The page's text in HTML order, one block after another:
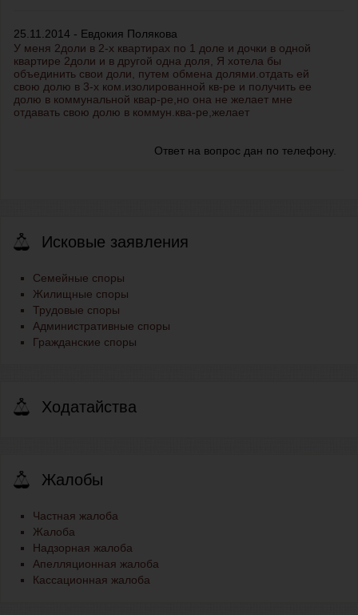
25.11.2014 - Евдокия Полякова
У меня 2доли в 2-х квартирах по 1 доле и дочки в одной
квартире 2доли и в другой одна доля, Я хотела бы
объединить свои доли, путем обмена долями.отдать ей
свою долю в 3-х ком.изолированной кв-ре и получить ее
долю в коммунальной квар-ре,но она не желает мне
отдавать свою долю в коммун.ква-ре,желает
Ответ на вопрос дан по телефону.
Исковые заявления
Семейные споры
Жилищные споры
Трудовые споры
Административные споры
Гражданские споры
Ходатайства
Жалобы
Частная жалоба
Жалоба
Надзорная жалоба
Апелляционная жалоба
Кассационная жалоба